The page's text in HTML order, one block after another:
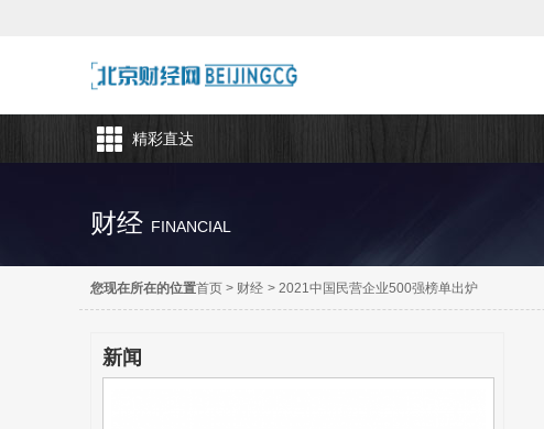
精彩直达
财经 FINANCIAL
您现在所在的位置首页 > 财经 > 2021中国民营企业500强榜单出炉
新闻